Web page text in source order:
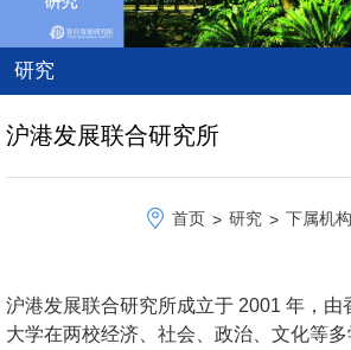
研究
沪港发展联合研究所
首页 > 研究 > 下属机构
沪港发展联合研究所成立于 2001 年，由
大学在两校经济、社会、 政治、文化等